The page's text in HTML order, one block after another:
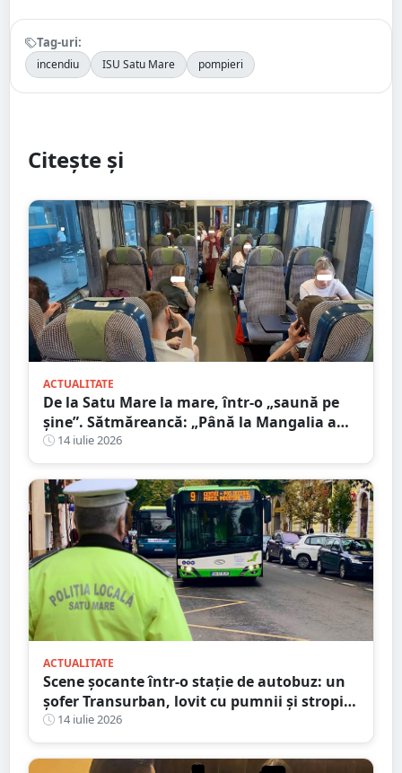
Tag-uri:
incendiu ISU Satu Mare pompieri
Citește și
ACTUALITATE
De la Satu Mare la mare, într-o „saună pe
șine”. Sătmăreancă: „Până la Mangalia a
fost un calvar”
14 iulie 2026
ACTUALITATE
Scene șocante într-o stație de autobuz: un
șofer Transurban, lovit cu pumnii și stropit
cu spray lacrimogen
14 iulie 2026